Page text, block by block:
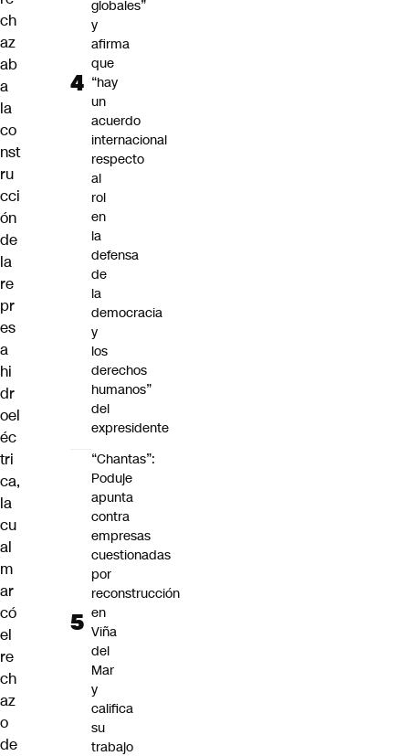
ch
az
ab
a
la
co
nst
ru
cci
ón
de
la
re
pr
es
a
hi
dr
oel
éc
tri
ca,
la
cu
al
m
ar
có
el
re
ch
az
o
de
globales”
y
afirma
que
“hay
un
acuerdo
internacional
respecto
al
rol
en
la
defensa
de
la
democracia
y
los
derechos
humanos”
del
expresidente
“Chantas”:
Poduje
apunta
contra
empresas
cuestionadas
por
reconstrucción
en
Viña
del
Mar
y
califica
su
trabajo